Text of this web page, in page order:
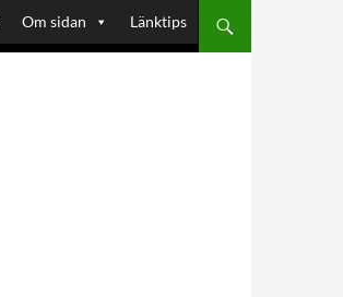
Om sidan Länktips